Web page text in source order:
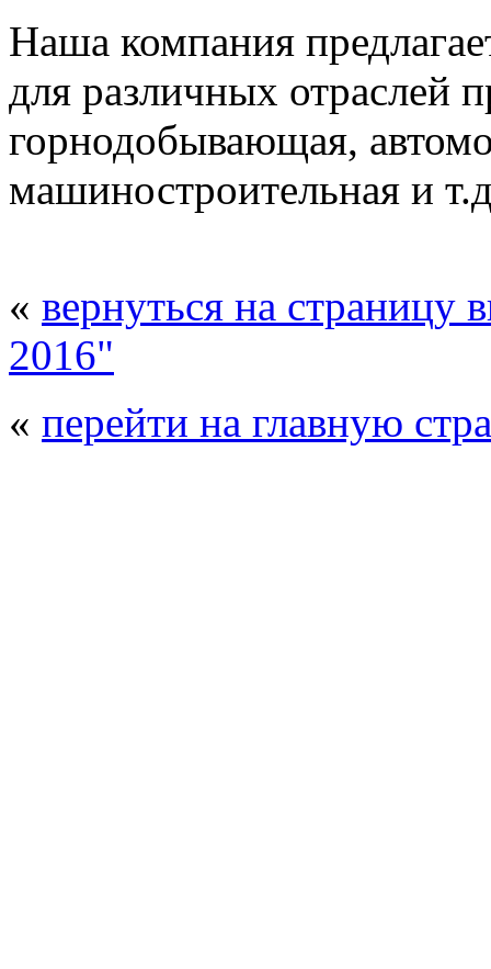
Наша компания
для различных отраслей
горнодобывающая,
машиностроительная и
« вернуться на страницу
2016"
« перейти на главную